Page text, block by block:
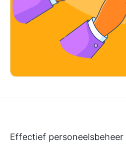
Effectief personeelsbeheer